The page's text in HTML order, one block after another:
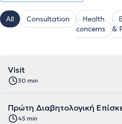
All Consultation
Health
concerns
&
Visit
30 min
Πρώτη Διαβητολογική
45 min